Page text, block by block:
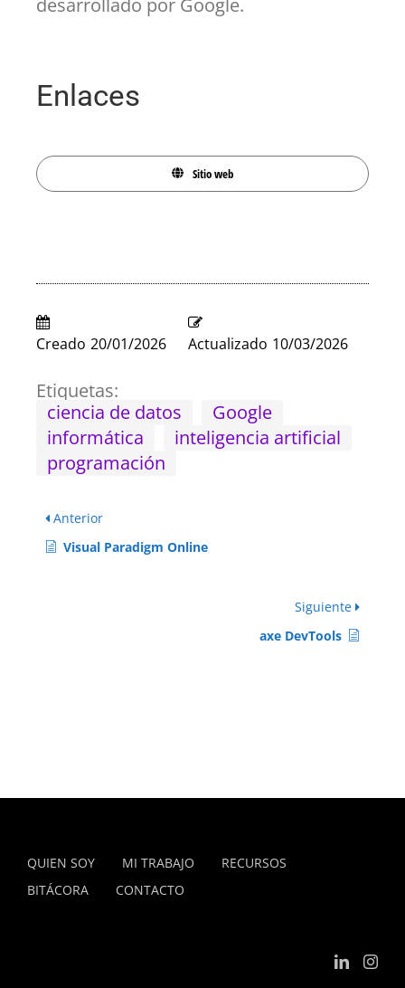
Enlaces
Sitio web
Creado 20/01/2026 Actualizado 10/03/2026
Etiquetas:
ciencia de datos
Google
informática
inteligencia artificial
programación
Anterior
Visual Paradigm Online
Siguiente
axe DevTools
QUIEN SOY MI TRABAJO
RECURSOS
BITÁCORA
CONTACTO